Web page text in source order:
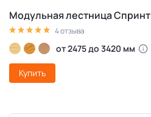
Модульная лестница Спринт
4 отзыва
от 2475 до 3420 мм
Купить